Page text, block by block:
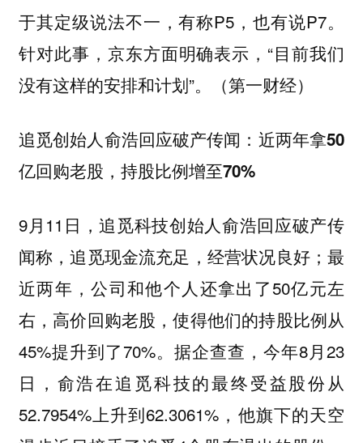
于其定级说法不一，有称P5，也有说P7。
针对此事，京东方面明确表示，“目前我们
没有这样的安排和计划”。（第一财经）
追觅创始人俞浩回应破产传闻：近两年拿50
亿回购老股，持股比例增至70%
9月11日，追觅科技创始人俞浩回应破产传
闻称，追觅现金流充足，经营状况良好；最
近两年，公司和他个人还拿出了50亿元左
右，高价回购老股，使得他们的持股比例从
45%提升到了70%。据企查查，今年8月23
日，俞浩在追觅科技的最终受益股份从
52.7954%上升到62.3061%，他旗下的天空